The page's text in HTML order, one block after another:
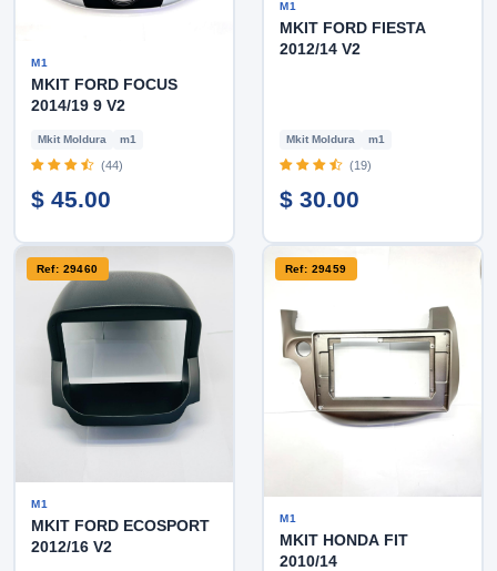
M1
MKIT FORD FOCUS
2014/19 9 V2
Mkit Moldura m1
(44)
$ 45.00
M1
MKIT FORD FIESTA
2012/14 V2
Mkit Moldura m1
(19)
$ 30.00
Ref: 29460
M1
MKIT FORD ECOSPORT
2012/16 V2
Ref: 29459
M1
MKIT HONDA FIT
2010/14